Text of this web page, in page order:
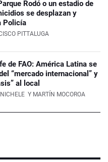
Rodó o un estadio de
se desplazan y
Policía
PITTALUGA
de FAO: América Latina se
“mercado internacional” y
al local
Y MARTÍN MOCOROA